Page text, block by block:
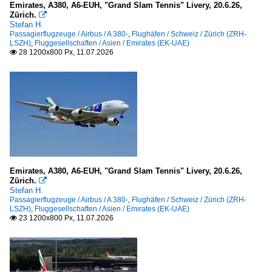
Emirates Sky Cargo
Europa
Brussels Airlines
Flughäfen
Australien
Melbourne (MEL-YMML)
Sydney (SYD-YSSY)
2009
2010
2010
2011
2013
2017
2018
2019
2020
2020
Emirates, A380, A6-EUH, "Grand Slam Tennis" Livery, 20.6.26,
Zürich. 
Stefan H.
Passagierflugzeuge / Airbus / A 380-, Flughäfen / Schweiz / Zürich (ZRH-
LSZH), Fluggesellschaften / Asien / Emirates (EK-UAE)
 28 1200x800 Px, 11.07.2026
Emirates, A380, A6-EUH, "Grand Slam Tennis" Livery, 20.6.26,
Zürich. 
Stefan H.
Passagierflugzeuge / Airbus / A 380-, Flughäfen / Schweiz / Zürich (ZRH-
LSZH), Fluggesellschaften / Asien / Emirates (EK-UAE)
 23 1200x800 Px, 11.07.2026